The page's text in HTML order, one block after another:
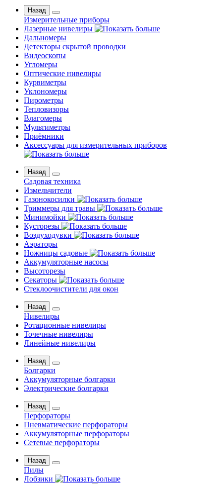
Назад
Измерительные приборы
Лазерные нивелиры
Дальномеры
Детекторы скрытой проводки
Видеоскопы
Угломеры
Оптические нивелиры
Курвиметры
Уклономеры
Пирометры
Тепловизоры
Влагомеры
Мультиметры
Приёмники
Аксессуары для измерительных приборов
Назад
Садовая техника
Измельчители
Газонокосилки
Триммеры для травы
Минимойки
Кусторезы
Воздуходувки
Аэраторы
Ножницы садовые
Аккумуляторные насосы
Высоторезы
Секаторы
Стеклоочистители для окон
Назад
Нивелиры
Ротационные нивелиры
Точечные нивелиры
Линейные нивелиры
Назад
Болгарки
Аккумуляторные болгарки
Электрические болгарки
Назад
Перфораторы
Пневматические перфораторы
Аккумуляторные перфораторы
Сетевые перфораторы
Назад
Пилы
Лобзики